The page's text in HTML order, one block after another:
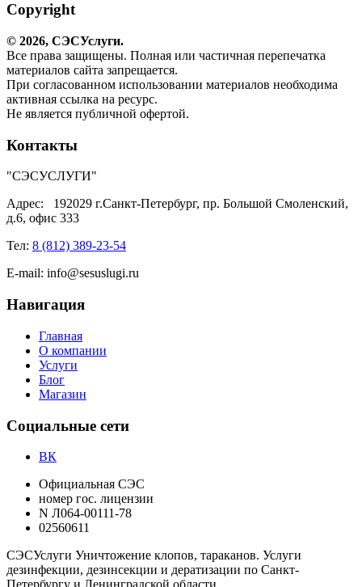
Copyright
© 2026, СЭСУслуги.
Все права защищены. Полная или частичная перепечатка
материалов сайта запрещается.
При согласованном использовании материалов необходима
активная ссылка на ресурс.
Не является публичной офертой.
Контакты
"СЭСУСЛУГИ"
Адрес:
192029 г.Санкт-Петербург, пр. Большой Смоленский,
д.6, офис 333
Тел: 8 (812) 389-23-54
E-mail: info@sesuslugi.ru
Навигация
Главная
О компании
Услуги
Блог
Магазин
Социальные сети
ВК
Официальная СЭС
номер гос. лицензии
N Л064-00111-78
02560611
СЭСУслуги Уничтожение клопов, тараканов. Услуги
дезинфекции, дезинсекции и дератизации по Санкт-